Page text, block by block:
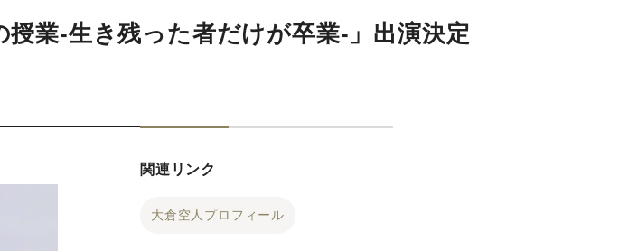
業-生き残った者だけが卒業-」出演決定
関連リンク
大倉空人プロフィール